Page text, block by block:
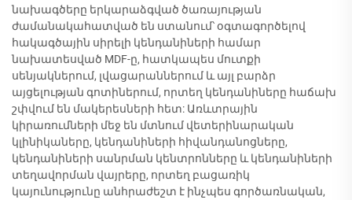
նախագծերը երկարաձգված ծառայության
ժամանակահատված են ստանում՝ օգտագործելով
հակագծային սիրելի կենդանիների համար
նախատեսված MDF-ը, հատկապես մուտքի
սենյակներում, լվացարաններում և այլ բարձր
այցելության գոտիներում, որտեղ կենդանիները հաճախ
շփվում են մակերեսների հետ: Առևտրային
կիրառումների մեջ են մտնում վետերինարական
կլինիկաները, կենդանիների հիվանդանոցները,
կենդանիների սանրման կենտրոնները և կենդանիների
տեղավորման վայրերը, որտեղ բացառիկ
կայունությունը անհրաժեշտ է ինչպես գործառնական,